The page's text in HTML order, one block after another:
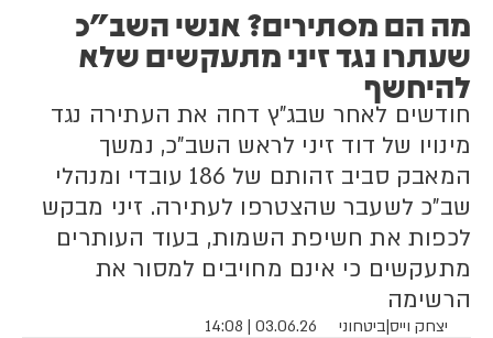
מה הם מסתירים? אנשי השב"כ
שעתרו נגד זיני מתעקשים שלא
להיחשף
חודשים לאחר שבג"ץ דחה את העתירה נגד
מינויו של דוד זיני לראש השב"כ, נמשך
המאבק סביב זהותם של 186 עובדי ומנהלי
שב"כ לשעבר שהצטרפו לעתירה. זיני מבקש
לכפות את חשיפת השמות, בעוד העותרים
מתעקשים כי אינם מחויבים למסור את
הרשימה
יצחק וייס|ביטחוני 03.06.26 | 14:08